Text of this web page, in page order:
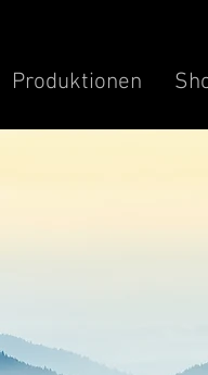
Produktionen